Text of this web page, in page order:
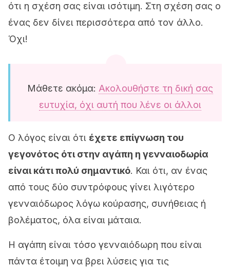
ότι η σχέση σας είναι ισότιμη. Στη σχέση σας ο
ένας δεν δίνει περισσότερα από τον άλλο.
Όχι!
Μάθετε ακόμα: Ακολουθήστε τη δική σας
ευτυχία, όχι αυτή που λένε οι άλλοι
Ο λόγος είναι ότι έχετε επίγνωση του
γεγονότος ότι στην αγάπη η γενναιοδωρία
είναι κάτι πολύ σημαντικό. Και ότι, αν ένας
από τους δύο συντρόφους γίνει λιγότερο
γενναιόδωρος λόγω κούρασης, συνήθειας ή
βολέματος, όλα είναι μάταια.
Η αγάπη είναι τόσο γενναιόδωρη που είναι
πάντα έτοιμη να βρει λύσεις για τις